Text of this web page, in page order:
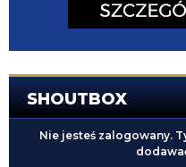
SHOUTBOX
Nie jesteś zalogowany.